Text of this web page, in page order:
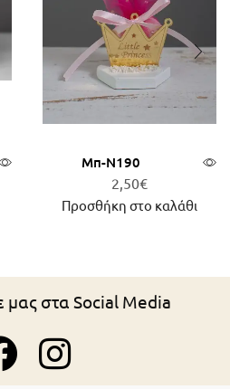
Μπ-N190
2,50€
Προσθήκη στο καλάθι
μας στα Social Media